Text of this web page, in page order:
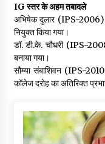
पास करने
IG स्तर के अहम तबादले
अभिषेक दुलार (IPS-2006)
नियुक्त किया गया।
डॉ. डी.के. चौधरी (IPS-
बनाया गया।
सौम्या संबाशिवन (IPS-
कॉलेज दरोह का अतिरिक्त